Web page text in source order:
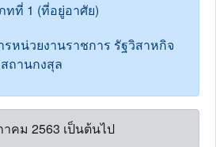
ทที่ 1 (ที่อยู่อาศัย)
หน่วยงานราชการ รัฐวิสาหกิจ
ถานกงสุล
คม 2563 เป็นต้นไป